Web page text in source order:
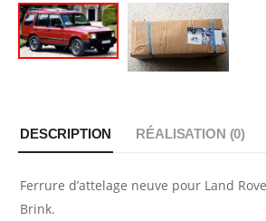
DESCRIPTION RÉALISATION (0)
Ferrure d’attelage neuve pour Land
Brink.